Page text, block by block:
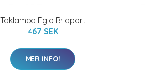
Taklampa Eglo Bridport
467 SEK
MER INFO!